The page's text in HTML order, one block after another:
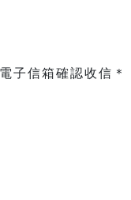
子信箱確認收信＊